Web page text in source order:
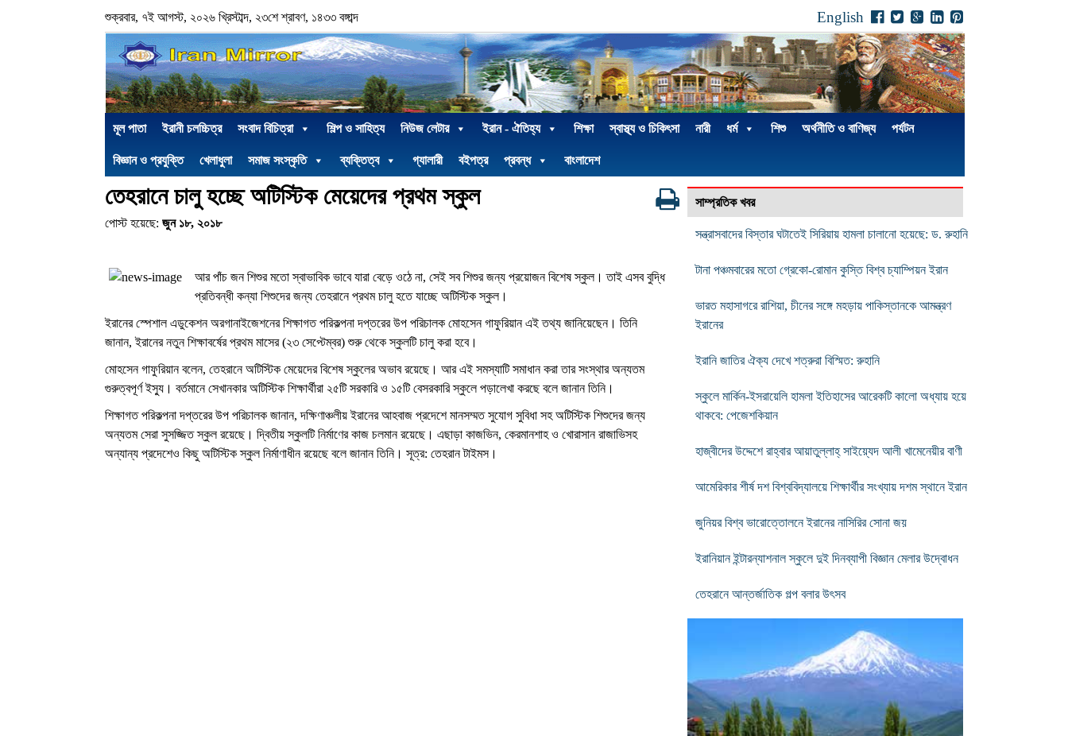
শুক্রবার, ৭ই আগস্ট, ২০২৬ খ্রিস্টাব্দ, ২৩শে শ্রাবণ, ১৪৩৩ বঙ্গাব্দ English
মূল পাতা ইরানী চলচ্চিত্র সংবাদ বিচিত্রা শিল্প ও সাহিত্য নিউজ লেটার ইরান - ঐতিহ্য শিক্ষা স্বাস্থ্য ও চিকিৎসা নারী ধর্ম শিশু অর্থনীতি ও বাণিজ্য পর্যটন
বিজ্ঞান ও প্রযুক্তি খেলাধুলা সমাজ সংস্কৃতি ব্যক্তিত্ব গ্যালারী বইপত্র প্রবন্ধ বাংলাদেশ
তেহরানে চালু হচ্ছে অটিস্টিক মেয়েদের প্রথম স্কুল
পোস্ট হয়েছে: জুন ১৮, ২০১৮
আর পাঁচ জন শিশুর মতো স্বাভাবিক ভাবে যারা বেড়ে ওঠে না, সেই সব শিশুর জন্য প্রয়োজন বিশেষ স্কুল। তাই এসব বুদ্ধি
প্রতিবন্ধী কন্যা শিশুদের জন্য তেহরানে প্রথম চালু হতে যাচ্ছে অটিস্টিক স্কুল।
ইরানের স্পেশাল এডুকেশন অরগানাইজেশনের শিক্ষাগত পরিকল্পনা দপ্তরের উপ পরিচালক মোহসেন গাফুরিয়ান এই তথ্য জানিয়েছেন। তিনি
জানান,ইরানের নতুন শিক্ষাবর্ষের প্রথম মাসের (২৩ সেপ্টেম্বর) শুরু থেকে স্কুলটি চালু করা হবে।
মোহসেন গাফুরিয়ান বলেন, তেহরানে অটিস্টিক মেয়েদের বিশেষ স্কুলের অভাব রয়েছে। আর এই সমস্যাটি সমাধান করা তার সংস্থার অন্যতম
গুরুত্বপূর্ণ ইস্যু। বর্তমানে সেখানকার অটিস্টিক শিক্ষার্থীরা ২৫টি সরকারি ও ১৫টি বেসরকারি স্কুলে পড়ালেখা করছে বলে জানান তিনি।
শিক্ষাগত পরিকল্পনা দপ্তরের উপ পরিচালক জানান,দক্ষিণাঞ্চলীয় ইরানের আহবাজ প্রদেশে মানসম্মত সুযোগ সুবিধা সহ অটিস্টিক শিশুদের জন্য
অন্যতম সেরা সুসজ্জিত স্কুল রয়েছে। দ্বিতীয় স্কুলটি নির্মাণের কাজ চলমান রয়েছে। এছাড়া কাজভিন, কেরমানশাহ ও খোরাসান রাজাভিসহ
অন্যান্য প্রদেশেও কিছু অটিস্টিক স্কুল নির্মাণাধীন রয়েছে বলে জানান তিনি। সূত্র: তেহরান টাইমস।
সাম্প্রতিক খবর
সন্ত্রাসবাদের বিস্তার ঘটাতেই সিরিয়ায় হামলা চালানো হয়েছে: ড. রুহানি
টানা পঞ্চমবারের মতো গ্রেকো-রোমান কুস্তি বিশ্ব চ্যাম্পিয়ন ইরান
ভারত মহাসাগরে রাশিয়া, চীনের সঙ্গে মহড়ায় পাকিস্তানকে আমন্ত্রণ
ইরানের
ইরানি জাতির ঐক্য দেখে শত্রুরা বিস্মিত: রুহানি
স্কুলে মার্কিন-ইসরায়েলি হামলা ইতিহাসের আরেকটি কালো অধ্যায় হয়ে
থাকবে: পেজেশকিয়ান
হাজ্বীদের উদ্দেশে রাহ্বার আয়াতুল্লাহ্ সাইয়্যেদ আলী খামেনেয়ীর বাণী
আমেরিকার শীর্ষ দশ বিশ্ববিদ্যালয়ে শিক্ষার্থীর সংখ্যায় দশম স্থানে ইরান
জুনিয়র বিশ্ব ভারোত্তোলনে ইরানের নাসিরির সোনা জয়
ইরানিয়ান ইন্টারন্যাশনাল স্কুলে দুই দিনব্যাপী বিজ্ঞান মেলার উদ্বোধন
তেহরানে আন্তর্জাতিক গল্প বলার উৎসব